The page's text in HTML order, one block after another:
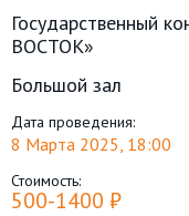
Государственный
ВОСТОК»
Большой зал
Дата проведения:
8 Марта 2025, 18:00
Стоимость:
500-1400 ₽